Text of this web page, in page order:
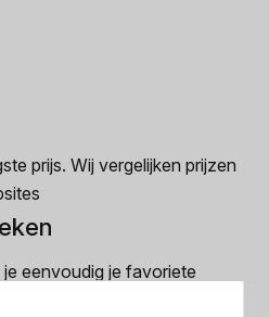
prijs. Wij vergelijken prijzen
eenvoudig je favoriete